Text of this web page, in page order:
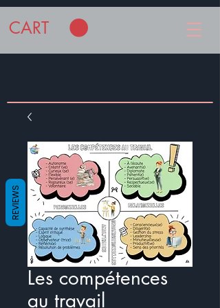
CART
Les compétences
au travail
REVIEWS